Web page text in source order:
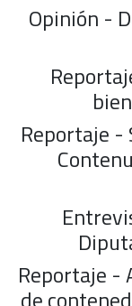
Opinión -
Reportaje -
Reportaje -